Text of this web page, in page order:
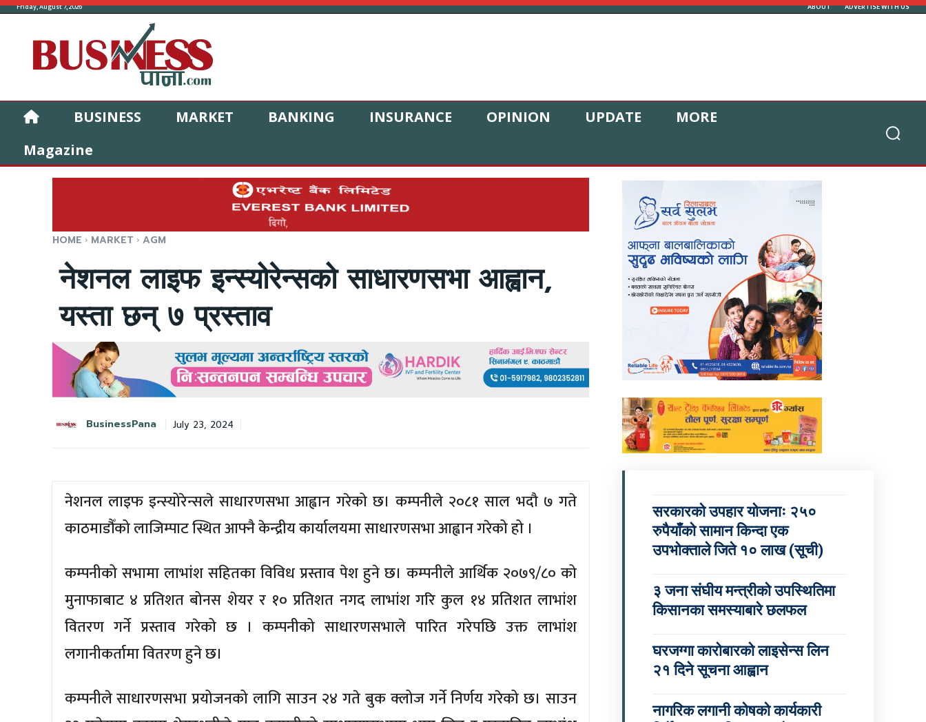
Friday, August 7, 2026 ABOUT ADVERTISE WITH US
BUSINESS MARKET BANKING INSURANCE OPINION UPDATE
MORE
Magazine
HOME MARKET AGM
नेशनल लाइफ इन्स्योरेन्सको साधारणसभा आह्वान,
यस्ता छन् ७ प्रस्ताव
BusinessPana July 23, 2024
नेशनल लाइफ इन्स्योरेन्सले साधारणसभा आह्वान गरेको छ। कम्पनीले २०८१ साल भदौ ७ गते
काठमाडौँको लाजिम्पाट स्थित आफ्नै केन्द्रीय कार्यालयमा साधारणसभा आह्वान गरेको हो ।
कम्पनीको सभामा लाभांश सहितका विविध प्रस्ताव पेश हुने छ। कम्पनीले आर्थिक २०७९/८० को
मुनाफाबाट ४ प्रतिशत बोनस शेयर र १० प्रतिशत नगद लाभांश गरि कुल १४ प्रतिशत लाभांश
वितरण गर्ने प्रस्ताव गरेको छ । कम्पनीको साधारणसभाले पारित गरेपछि उक्त लाभांश
लगानीकर्तामा वितरण हुने छ।
कम्पनीले साधारणसभा प्रयोजनको लागि साउन २४ गते बुक क्लोज गर्ने निर्णय गरेको छ। साउन
सरकारको उपहार योजनाः २५०
रुपैयाँको सामान किन्दा एक
उपभोक्ताले जिते १० लाख (सूची)
३ जना संघीय मन्त्रीको उपस्थितिमा
किसानका समस्याबारे छलफल
घरजग्गा कारोबारको लाइसेन्स लिन
२१ दिने सूचना आह्वान
नागरिक लगानी कोषको कार्यकारी